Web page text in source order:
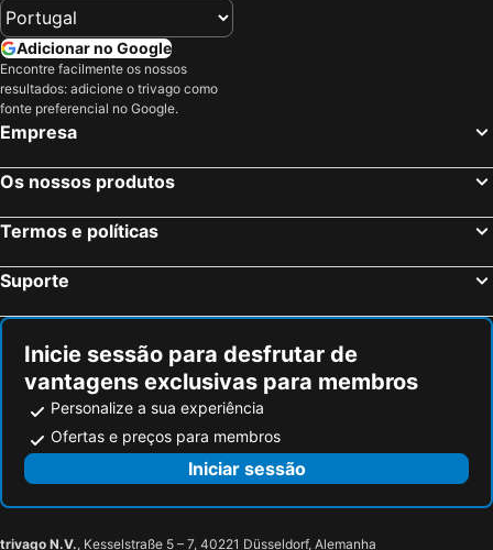
Adicionar no Google
Encontre facilmente os nossos
resultados: adicione o trivago como
fonte preferencial no Google.
Empresa
Os nossos produtos
Termos e políticas
Suporte
Inicie sessão para desfrutar de
vantagens exclusivas para membros
Personalize a sua experiência
Ofertas e preços para membros
Iniciar sessão
trivago N.V., Kesselstraße 5 – 7, 40221 Düsseldorf, Alemanha